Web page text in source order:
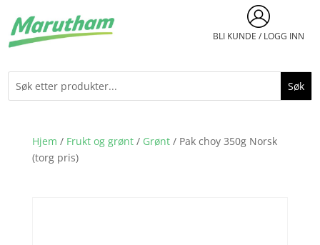
BLI KUNDE / LOGG INN
Hjem / Frukt og grønt/ Grønt/ Pak choy 350g Norsk
(torg pris)